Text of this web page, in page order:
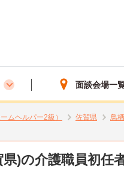
面談会場一
ムヘルパー2級） 佐賀県 鳥
)の介護職員初任